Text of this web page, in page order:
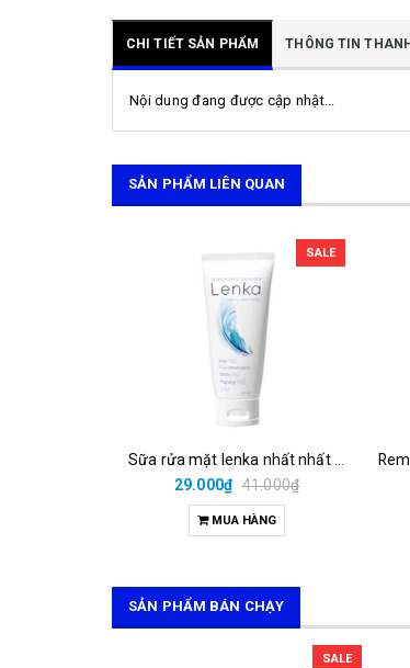
CHI TIẾT SẢN PHẨM THÔNG TIN
Nội dung đang được cập nhật...
SẢN PHẨM LIÊN QUAN
SALE
29.000₫ 41.000₫
MUA HÀNG
SẢN PHẨM BÁN CHẠY
SALE